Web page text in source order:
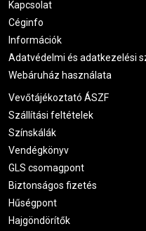
Kapcsolat
Céginfo
Információk
Adatvédelmi és adatkezelési
Webáruház használata
Vevőtájékoztató ÁSZF
Szállítási feltételek
Színskálák
Vendégkönyv
GLS csomagpont
Biztonságos fizetés
Hűségpont
Hajgöndörítők